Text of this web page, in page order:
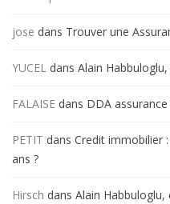
jose dans Trouver une
YUCEL dans Alain
FALAISE dans DDA
PETIT dans Credit immobilier
ans ?
Hirsch dans Alain